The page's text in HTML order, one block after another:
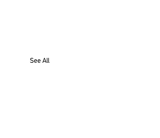
See All